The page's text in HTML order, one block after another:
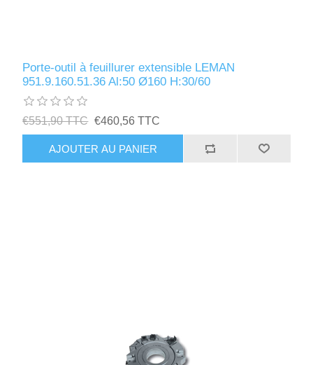
Porte-outil à feuillurer extensible LEMAN
951.9.160.51.36 Al:50 Ø160 H:30/60
€551,90 TTC €460,56 TTC